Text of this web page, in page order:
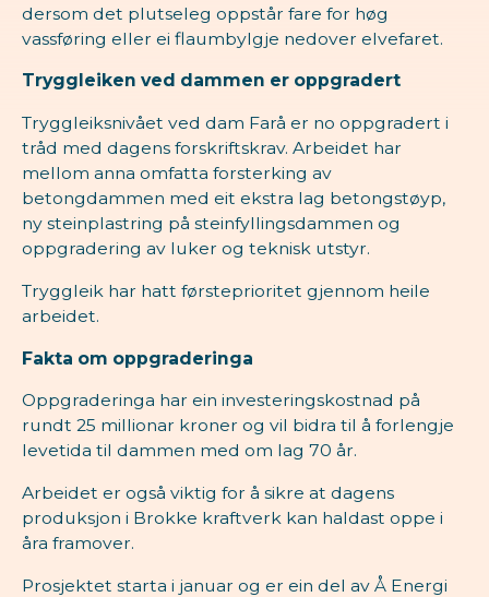
dersom det plutseleg oppstår fare for høg
vassføring eller ei flaumbylgje nedover elvefaret.
Tryggleiken ved dammen er oppgradert
Tryggleiksnivået ved dam Farå er no oppgradert i
tråd med dagens forskriftskrav. Arbeidet har
mellom anna omfatta forsterking av
betongdammen med eit ekstra lag betongstøyp,
ny steinplastring på steinfyllingsdammen og
oppgradering av luker og teknisk utstyr.
Tryggleik har hatt førsteprioritet gjennom heile
arbeidet.
Fakta om oppgraderinga
Oppgraderinga har ein investeringskostnad på
rundt 25 millionar kroner og vil bidra til å forlengje
levetida til dammen med om lag 70 år.
Arbeidet er også viktig for å sikre at dagens
produksjon i Brokke kraftverk kan haldast oppe i
åra framover.
Prosjektet starta i januar og er ein del av Å Energi